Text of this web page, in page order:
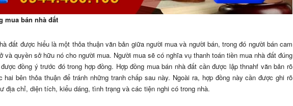
mua bán nhà đất
đất được hiểu là một thỏa thuận văn bản giữa người mua và người bán, trong đó người bán cam
và quyền sở hữu nó cho người mua. Người mua sẽ có nghĩa vụ thanh toán tiền mua nhà đất đúng
đồng ý trước đó trong hợp đồng. Hợp đồng mua bán nhà đất cần được lập thnahf văn bản rõ
hai bên thỏa thuận để tránh những tranh chấp sau này. Ngoài ra, hợp đồng này cần được ghi rõ
địa chỉ, diện tích, kiểu dáng, tình trạng và các tiện nghi có trong nhà.